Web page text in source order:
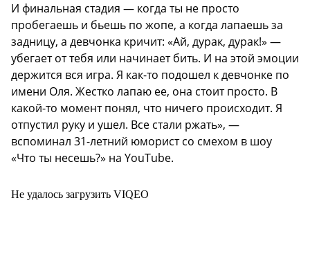
И финальная стадия — когда ты не просто
пробегаешь и бьешь по жопе, а когда лапаешь за
задницу, а девчонка кричит: «Ай, дурак, дурак!» —
убегает от тебя или начинает бить. И на этой эмоции
держится вся игра. Я как-то подошел к девчонке по
имени Оля. Жестко лапаю ее, она стоит просто. В
какой-то момент понял, что ничего происходит. Я
отпустил руку и ушел. Все стали ржать», —
вспоминал 31-летний юморист со смехом в шоу
«Что ты несешь?» на YouTube.
Не удалось загрузить VIQEO